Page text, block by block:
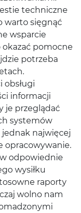
techniczne
warto sięgnąć
wsparcie
pomocne
potrzeba
obsługi
informacji
je przeglądać
systemów
jednak najwięcej
opracowywanie.
odpowiednie
wysiłku
raporty
wolno nam